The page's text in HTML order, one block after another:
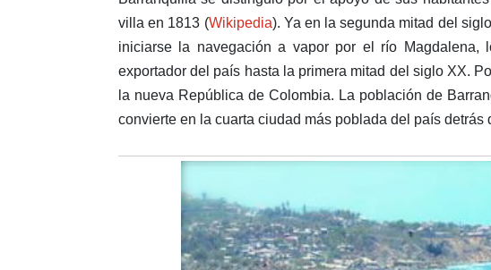
villa en 1813 (Wikipedia). Ya en la segunda mitad del
iniciarse la navegación a vapor por el río
exportador del país hasta la primera mitad del siglo XX.
la nueva República de Colombia. La población de
convierte en la cuarta ciudad más poblada del país detrás